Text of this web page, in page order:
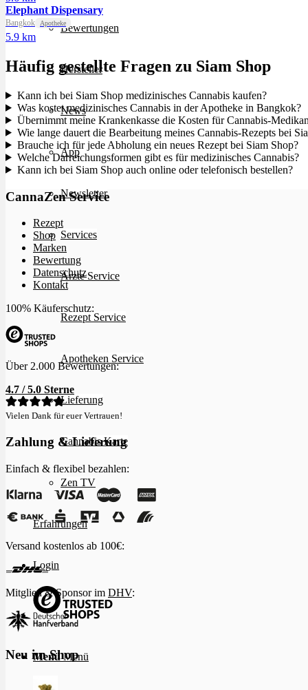
Bewertungen
Hersteller
News
App
Newsletter
Services
Ärzte Service
Rezept Service
Apotheken Service
Lieferung
Cannabis Karte
Zen TV
Erfahrungen
Login
Menü Menü
Elephant Dispensary
Bangkok Apotheke
5.9 km
Häufig gestellte Fragen zu Siam Shop
Kann ich bei Siam Shop medizinisches Cannabis kaufen?
Was kostet medizinisches Cannabis in der Apotheke in Bangkok?
Übernimmt meine Krankenkasse die Kosten für Cannabis-
Wie lange dauert die Bearbeitung meines Cannabis-Rezepts bei
Brauche ich für jede Abholung ein neues Rezept bei Siam Shop?
Welche Darreichungsformen gibt es für medizinisches Cannabis?
Kann ich bei Siam Shop auch online oder telefonisch bestellen?
CannaZen Service
Rezept
Shop
Marken
Bewertung
Datenschutz
Kontakt
100% Käuferschutz:
Über 2.000 Bewertungen:
4.7 / 5.0 Sterne
Vielen Dank für euer Vertrauen!
Zahlung & Lieferung
Einfach & flexibel bezahlen:
Versand kostenlos ab 100€:
Mitglied & Sponsor im DHV:
Neu im Shop